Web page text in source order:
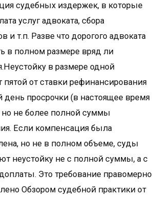
судебных издержек, в которые
услуг адвоката, сбора
и т.п. Разве что дорогого адвоката
в полном размере вряд ли
в размере одной
пятой от ставки рефинансирования
просрочки (в настоящее время
но не более полной суммы
Если компенсация была
но не в полном объеме, суды
неустойку не с полной суммы, а с
Это требование правомерно
Обзором судебной практики от